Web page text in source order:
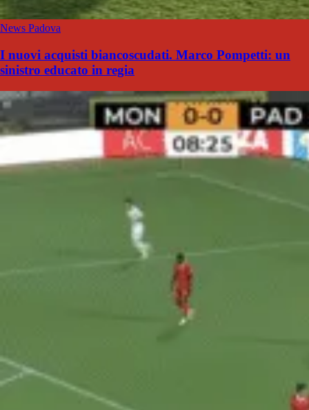
News Padova
I nuovi acquisti biancoscudati. Marco Pompetti: un
sinistro educato in regia